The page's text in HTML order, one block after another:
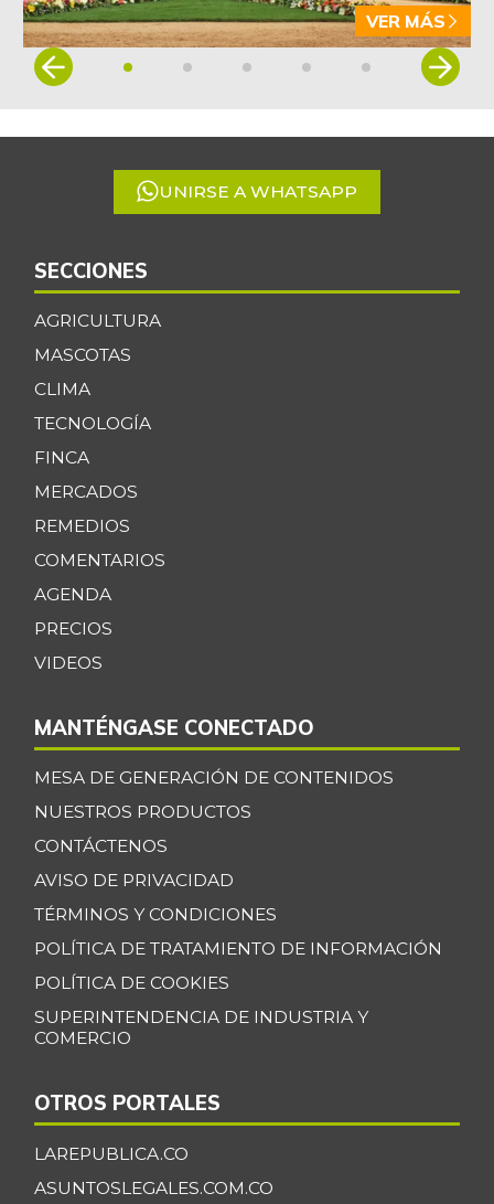
VER MÁS
Item
5
UNIRSE A WHATSAPP
SECCIONES
AGRICULTURA
MASCOTAS
CLIMA
TECNOLOGÍA
FINCA
MERCADOS
REMEDIOS
COMENTARIOS
AGENDA
PRECIOS
VIDEOS
MANTÉNGASE CONECTADO
MESA DE GENERACIÓN DE CONTENIDOS
NUESTROS PRODUCTOS
CONTÁCTENOS
AVISO DE PRIVACIDAD
TÉRMINOS Y CONDICIONES
POLÍTICA DE TRATAMIENTO DE INFORMACIÓN
POLÍTICA DE COOKIES
SUPERINTENDENCIA DE INDUSTRIA Y
COMERCIO
OTROS PORTALES
LAREPUBLICA.CO
ASUNTOSLEGALES.COM.CO